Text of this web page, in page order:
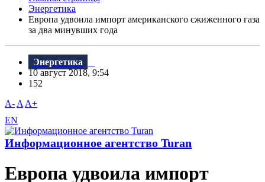
Энергетика
Европа удвоила импорт американского сжиженного газа
за два минувших года
Энергетика
10 август 2018, 9:54
152
A- A A+
EN
Информационное агентство Turan
Европа удвоила импорт